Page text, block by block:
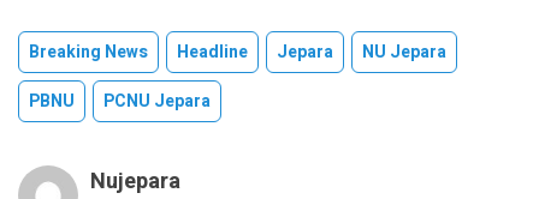
Breaking News Headline Jepara
NU Jepara
PBNU
PCNU Jepara
Nujepara